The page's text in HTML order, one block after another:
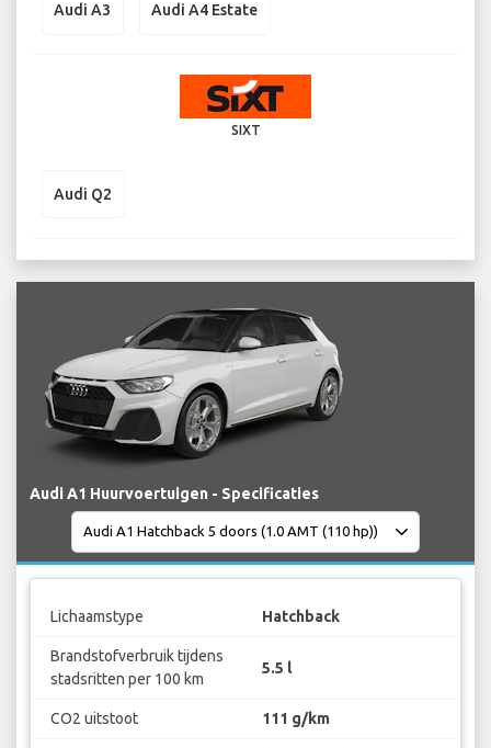
Audi A3 Audi A4 Estate
SIXT
Audi Q2
Audi A1 Huurvoertuigen - Specificaties
Lichaamstype Hatchback
Brandstofverbruik tijdens
stadsritten per 100 km
5.5 l
CO2 uitstoot 111 g/km